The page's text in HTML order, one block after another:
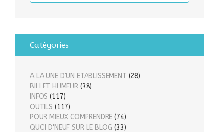
Catégories
A LA UNE D'UN ETABLISSEMENT (28)
BILLET HUMEUR (38)
INFOS (117)
OUTILS (117)
POUR MIEUX COMPRENDRE (74)
QUOI D'NEUF SUR LE BLOG (33)